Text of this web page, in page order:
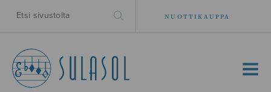
NUOTTIKAUPPA
MENU